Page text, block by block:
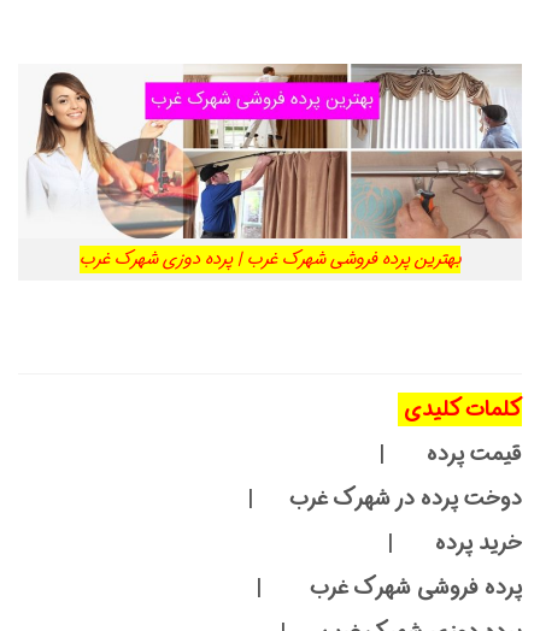
بهترین پرده فروشی شهرک غرب | پرده دوزی شهرک غرب
کلمات کلیدی
قیمت پرده |
دوخت پرده در شهرک غرب |
خرید پرده |
پرده فروشی شهرک غرب |